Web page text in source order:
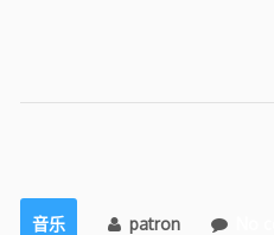
音乐 patron